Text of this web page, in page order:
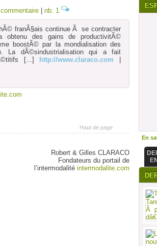
nb: 1
franÃ§ais continue Ã se contracter
des gains de productivitÃ©
boostÃ© par la mondialisation des
La dÃ©sindustrialisation qui a fait
[...] http://www.claraco.com
Haut de page
Robert & Gilles CLARACO
Fondateurs du portail de
l’intermodalité intermodalite.com
En